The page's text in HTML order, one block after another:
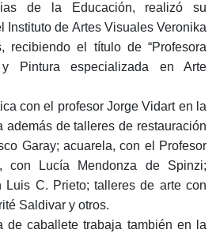
de la Educación, realizó su
Instituto de Artes Visuales Veronika
recibiendo el título de “Profesora
Pintura especializada en Arte
con el profesor Jorge Vidart en la
además de talleres de restauración
Garay; acuarela, con el Profesor
con Lucía Mendonza de Spinzi;
Luis C. Prieto; talleres de arte con
Saldivar y otros.
de caballete trabaja también en la